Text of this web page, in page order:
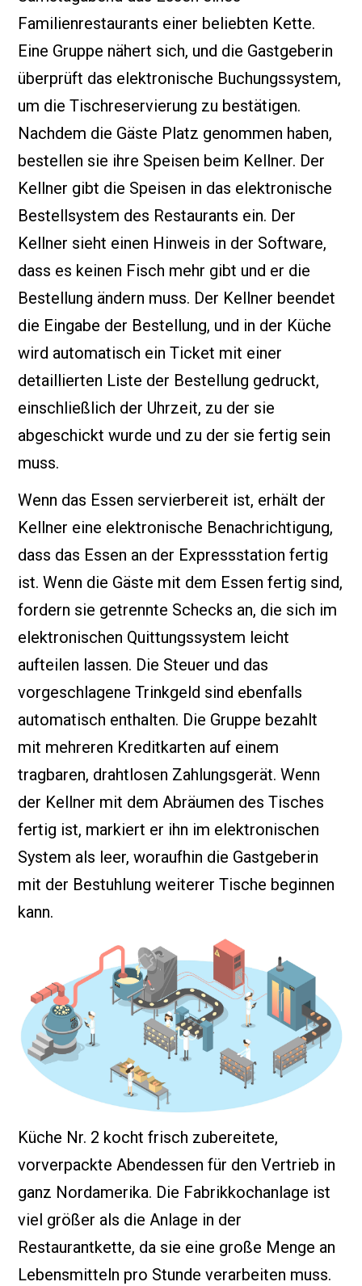
Familienrestaurants einer beliebten Kette.
Eine Gruppe nähert sich, und die Gastgeberin
überprüft das elektronische Buchungssystem,
um die Tischreservierung zu bestätigen.
Nachdem die Gäste Platz genommen haben,
bestellen sie ihre Speisen beim Kellner. Der
Kellner gibt die Speisen in das elektronische
Bestellsystem des Restaurants ein. Der
Kellner sieht einen Hinweis in der Software,
dass es keinen Fisch mehr gibt und er die
Bestellung ändern muss. Der Kellner beendet
die Eingabe der Bestellung, und in der Küche
wird automatisch ein Ticket mit einer
detaillierten Liste der Bestellung gedruckt,
einschließlich der Uhrzeit, zu der sie
abgeschickt wurde und zu der sie fertig sein
muss.
Wenn das Essen servierbereit ist, erhält der
Kellner eine elektronische Benachrichtigung,
dass das Essen an der Expressstation fertig
ist. Wenn die Gäste mit dem Essen fertig sind,
fordern sie getrennte Schecks an, die sich im
elektronischen Quittungssystem leicht
aufteilen lassen. Die Steuer und das
vorgeschlagene Trinkgeld sind ebenfalls
automatisch enthalten. Die Gruppe bezahlt
mit mehreren Kreditkarten auf einem
tragbaren, drahtlosen Zahlungsgerät. Wenn
der Kellner mit dem Abräumen des Tisches
fertig ist, markiert er ihn im elektronischen
System als leer, woraufhin die Gastgeberin
mit der Bestuhlung weiterer Tische beginnen
kann.
Küche Nr. 2 kocht frisch zubereitete,
vorverpackte Abendessen für den Vertrieb in
ganz Nordamerika. Die Fabrikkochanlage ist
viel größer als die Anlage in der
Restaurantkette, da sie eine große Menge an
Lebensmitteln pro Stunde verarbeiten muss.